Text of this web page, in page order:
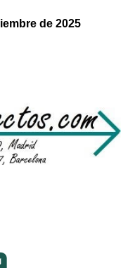
de 2025